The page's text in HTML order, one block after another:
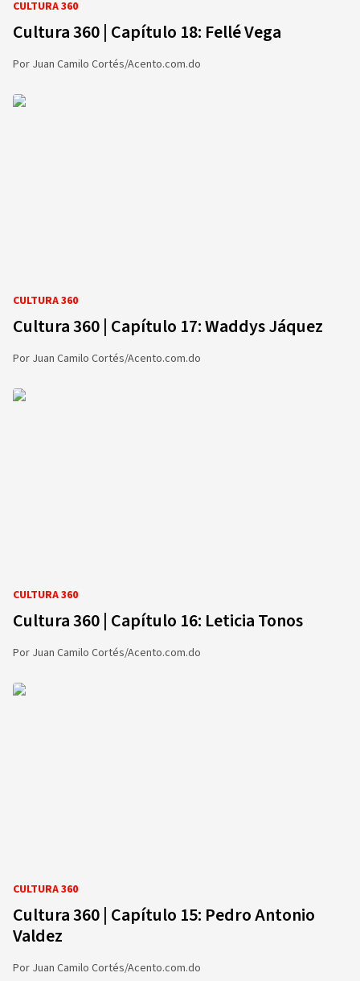
CULTURA 360
Cultura 360 | Capítulo 18: Fellé Vega
Por Juan Camilo Cortés/Acento.com.do
CULTURA 360
Cultura 360 | Capítulo 17: Waddys Jáquez
Por Juan Camilo Cortés/Acento.com.do
CULTURA 360
Cultura 360 | Capítulo 16: Leticia Tonos
Por Juan Camilo Cortés/Acento.com.do
CULTURA 360
Cultura 360 | Capítulo 15: Pedro Antonio
Valdez
Por Juan Camilo Cortés/Acento.com.do